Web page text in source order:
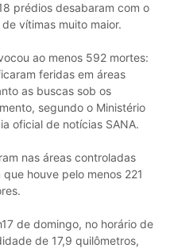
prédios desabaram com o
vítimas muito maior.
ao menos 592 mortes:
feridas em áreas
as buscas sob os
segundo o Ministério
oficial de notícias SANA.
nas áreas controladas
houve pelo menos 221
de domingo, no horário de
de 17,9 quilômetros,